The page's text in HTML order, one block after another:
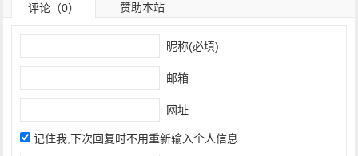
评论（0） 赞助本站
昵称(必填)
邮箱
网址
记住我,下次回复时不用重新输入个人信息